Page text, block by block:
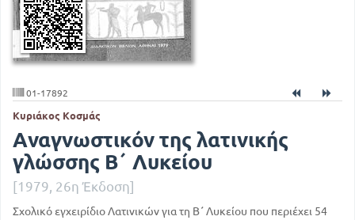
01-17892
Κυριάκος Κοσμάς
Αναγνωστικόν της λατινικής
γλώσσης Β΄ Λυκείου
[1979, 26η Έκδοση]
Σχολικό εγχειρίδιο Λατινικών για τη Β΄ Λυκείου που περιέχει 54